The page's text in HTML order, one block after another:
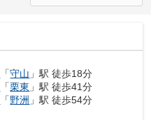
「守山 」駅 徒歩18分
「栗東 」駅 徒歩41分
「野洲 」駅 徒歩54分